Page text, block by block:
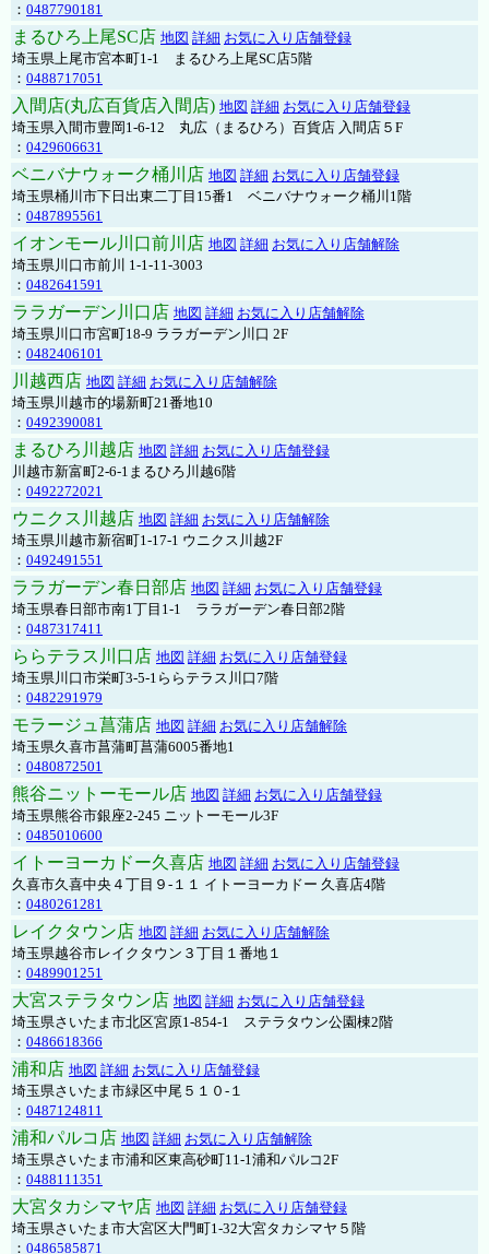
： 0487790181
まるひろ上尾SC店 地図 詳細 お気に入り店舗登録
埼玉県上尾市宮本町1-1 まるひろ上尾SC店5階
： 0488717051
入間店(丸広百貨店入間店) 地図 詳細 お気に入り店舗登録
埼玉県入間市豊岡1-6-12 丸広（まるひろ）百貨店 入間店５F
： 0429606631
ベニバナウォーク桶川店 地図 詳細 お気に入り店舗登録
埼玉県桶川市下日出東二丁目15番1 ベニバナウォーク桶川1階
： 0487895561
イオンモール川口前川店 地図 詳細 お気に入り店舗解除
埼玉県川口市前川 1-1-11-3003
： 0482641591
ララガーデン川口店 地図 詳細 お気に入り店舗解除
埼玉県川口市宮町18-9 ララガーデン川口 2F
： 0482406101
川越西店 地図 詳細 お気に入り店舗解除
埼玉県川越市的場新町21番地10
： 0492390081
まるひろ川越店 地図 詳細 お気に入り店舗登録
川越市新富町2-6-1まるひろ川越6階
： 0492272021
ウニクス川越店 地図 詳細 お気に入り店舗解除
埼玉県川越市新宿町1-17-1 ウニクス川越2F
： 0492491551
ララガーデン春日部店 地図 詳細 お気に入り店舗登録
埼玉県春日部市南1丁目1-1 ララガーデン春日部2階
： 0487317411
ららテラス川口店 地図 詳細 お気に入り店舗登録
埼玉県川口市栄町3-5-1ららテラス川口7階
： 0482291979
モラージュ菖蒲店 地図 詳細 お気に入り店舗解除
埼玉県久喜市菖蒲町菖蒲6005番地1
： 0480872501
熊谷ニットーモール店 地図 詳細 お気に入り店舗登録
埼玉県熊谷市銀座2-245 ニットーモール3F
： 0485010600
イトーヨーカドー久喜店 地図 詳細 お気に入り店舗登録
久喜市久喜中央４丁目９-１１ イトーヨーカドー 久喜店4階
： 0480261281
レイクタウン店 地図 詳細 お気に入り店舗解除
埼玉県越谷市レイクタウン３丁目１番地１
： 0489901251
大宮ステラタウン店 地図 詳細 お気に入り店舗登録
埼玉県さいたま市北区宮原1-854-1 ステラタウン公園棟2階
： 0486618366
浦和店 地図 詳細 お気に入り店舗登録
埼玉県さいたま市緑区中尾５１０-１
： 0487124811
浦和パルコ店 地図 詳細 お気に入り店舗解除
埼玉県さいたま市浦和区東高砂町11-1浦和パルコ2F
： 0488111351
大宮タカシマヤ店 地図 詳細 お気に入り店舗登録
埼玉県さいたま市大宮区大門町1-32大宮タカシマヤ５階
： 0486585871